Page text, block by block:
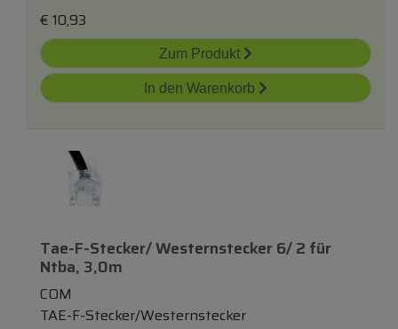
€ 10,93
Zum Produkt
In den Warenkorb
Tae-F-Stecker/ Westernstecker 6/ 2 für
Ntba, 3,0m
COM
TAE-F-Stecker/Westernstecker